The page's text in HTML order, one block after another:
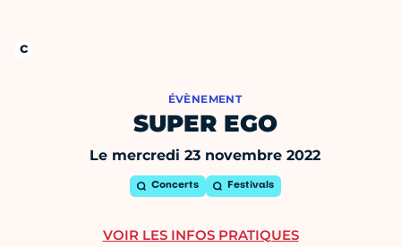
ÉVÈNEMENT
SUPER EGO
Le mercredi 23 novembre 2022
Concerts Festivals
VOIR LES INFOS PRATIQUES